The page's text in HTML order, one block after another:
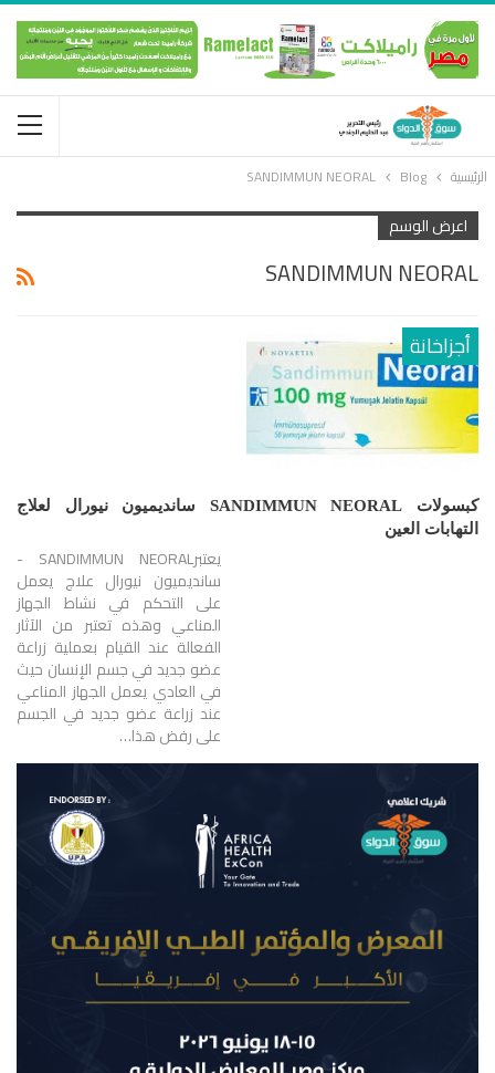
الرئيسية Blog
SANDIMMUN NEORAL
اعرض الوسم
SANDIMMUN NEORAL
أجزاخانة
كبسولات SANDIMMUN NEORAL سانديميون نيورال لعلاج
التهابات العين
يعتبرSANDIMMUN NEORAL -
سانديميون نيورال علاج يعمل
على التحكم في نشاط الجهاز
المناعي وهذه تعتبر من الآثار
الفعالة عند القيام بعملية زراعة
عضو جديد في جسم الإنسان حيث
في العادي يعمل الجهاز المناعي
عند زراعة عضو جديد في الجسم
على رفض هذا…